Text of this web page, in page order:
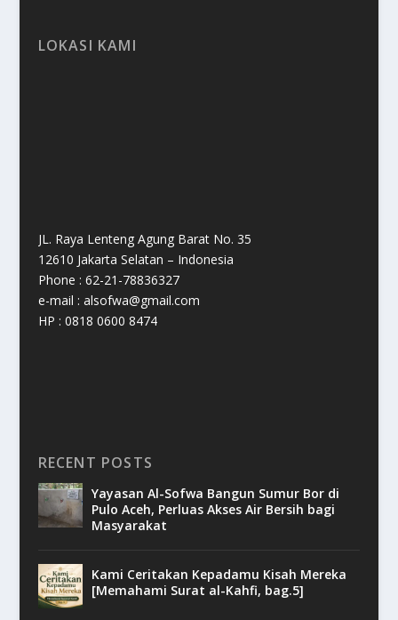
LOKASI KAMI
JL. Raya Lenteng Agung Barat No. 35
12610 Jakarta Selatan – Indonesia
Phone : 62-21-78836327
e-mail : alsofwa@gmail.com
HP : 0818 0600 8474
RECENT POSTS
Yayasan Al-Sofwa Bangun Sumur Bor di
Pulo Aceh, Perluas Akses Air Bersih bagi
Masyarakat
Kami Ceritakan Kepadamu Kisah Mereka
[Memahami Surat al-Kahfi, bag.5]